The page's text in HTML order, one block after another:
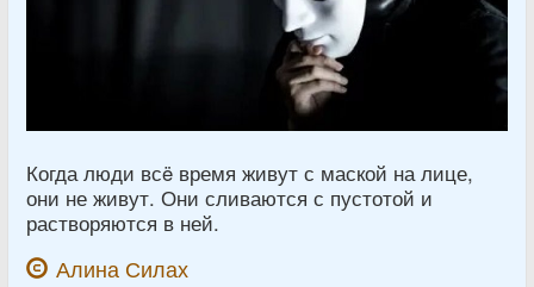
Когда люди всë время живут с маской на лице,
они не живут. Они сливаются с пустотой и
растворяются в ней.
Алина Силах